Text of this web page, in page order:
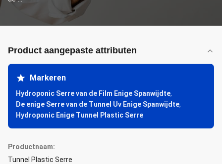
Product aangepaste attributen
Markeren
Hydroponic Serre van de Film Enige Spanwijdte,
De enige Serre van de Tunnel Uv Enige Spanwijdte,
Hydroponic Enige Tunnel Plastic Serre
Productnaam:
Tunnel Plastic Serre